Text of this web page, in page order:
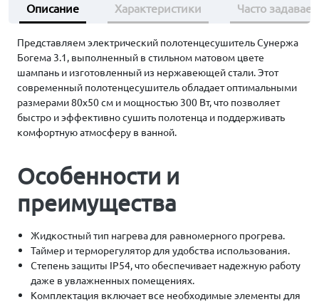
Описание Характеристики Часто
Представляем электрический полотенцесушитель Сунержа
Богема 3.1, выполненный в стильном матовом цвете
шампань и изготовленный из нержавеющей стали. Этот
современный полотенцесушитель обладает оптимальными
размерами 80х50 см и мощностью 300 Вт, что позволяет
быстро и эффективно сушить полотенца и поддерживать
комфортную атмосферу в ванной.
Особенности и
преимущества
Жидкостный тип нагрева для равномерного прогрева.
Таймер и терморегулятор для удобства использования.
Степень защиты IP54, что обеспечивает надежную работу
даже в увлажненных помещениях.
Комплектация включает все необходимые элементы для